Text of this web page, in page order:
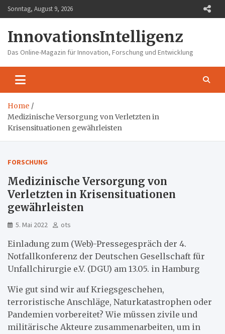
Skip
to
Sonntag, August 9, 2026
InnovationsIntelligenz
Das Online-Magazin für Innovation, Forschung und Entwicklung
Home
Medizinische Versorgung von Verletzten in
Krisensituationen gewährleisten
FORSCHUNG
Medizinische Versorgung von
Verletzten in Krisensituationen
gewährleisten
5. Mai 2022 ots
Einladung zum (Web)-Pressegespräch der 4.
Notfallkonferenz der Deutschen Gesellschaft für
Unfallchirurgie e.V. (DGU) am 13.05. in Hamburg
Wie gut sind wir auf Kriegsgeschehen,
terroristische Anschläge, Naturkatastrophen oder
Pandemien vorbereitet? Wie müssen zivile und
militärische Akteure zusammenarbeiten, um in